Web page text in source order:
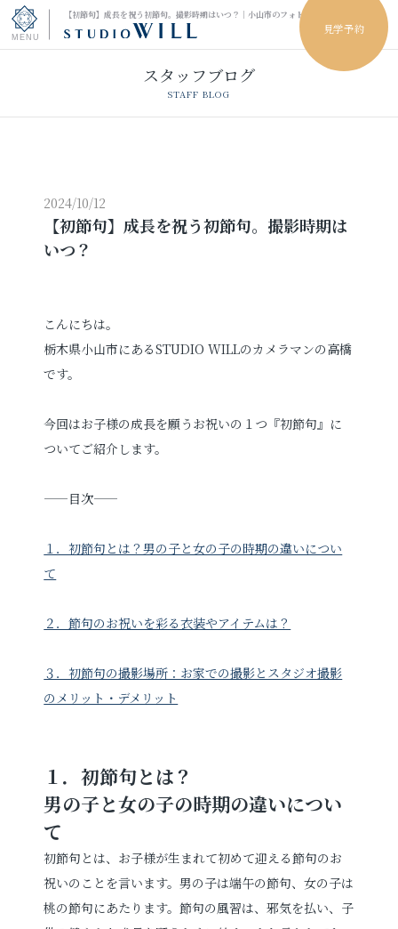
【初節句】成長を祝う初節句。撮影時期はいつ？｜小山市のフォトスタジオ
見学予約
ウェディングフォト
男性袴レンタル
その他の撮影
プロフィールフォト 婚活写真
お問い合わせ
お電話でのご連絡
TEL0285-20-5870
スタッフブログ
STAFF BLOG
2024/10/12
【初節句】成長を祝う初節句。撮影時期は
いつ？
こんにちは。
栃木県小山市にあるSTUDIO WILLのカメラマンの高橋
です。
今回はお子様の成長を願うお祝いの１つ『初節句』に
ついてご紹介します。
——目次——
１．初節句とは？男の子と女の子の時期の違いについ
て
２．節句のお祝いを彩る衣装やアイテムは？
３．初節句の撮影場所：お家での撮影とスタジオ撮影
のメリット・デメリット
１．初節句とは？
男の子と女の子の時期の違いについ
て
初節句とは、お子様が生まれて初めて迎える節句のお
祝いのことを言います。男の子は端午の節句、女の子は
桃の節句にあたります。節句の風習は、邪気を払い、子